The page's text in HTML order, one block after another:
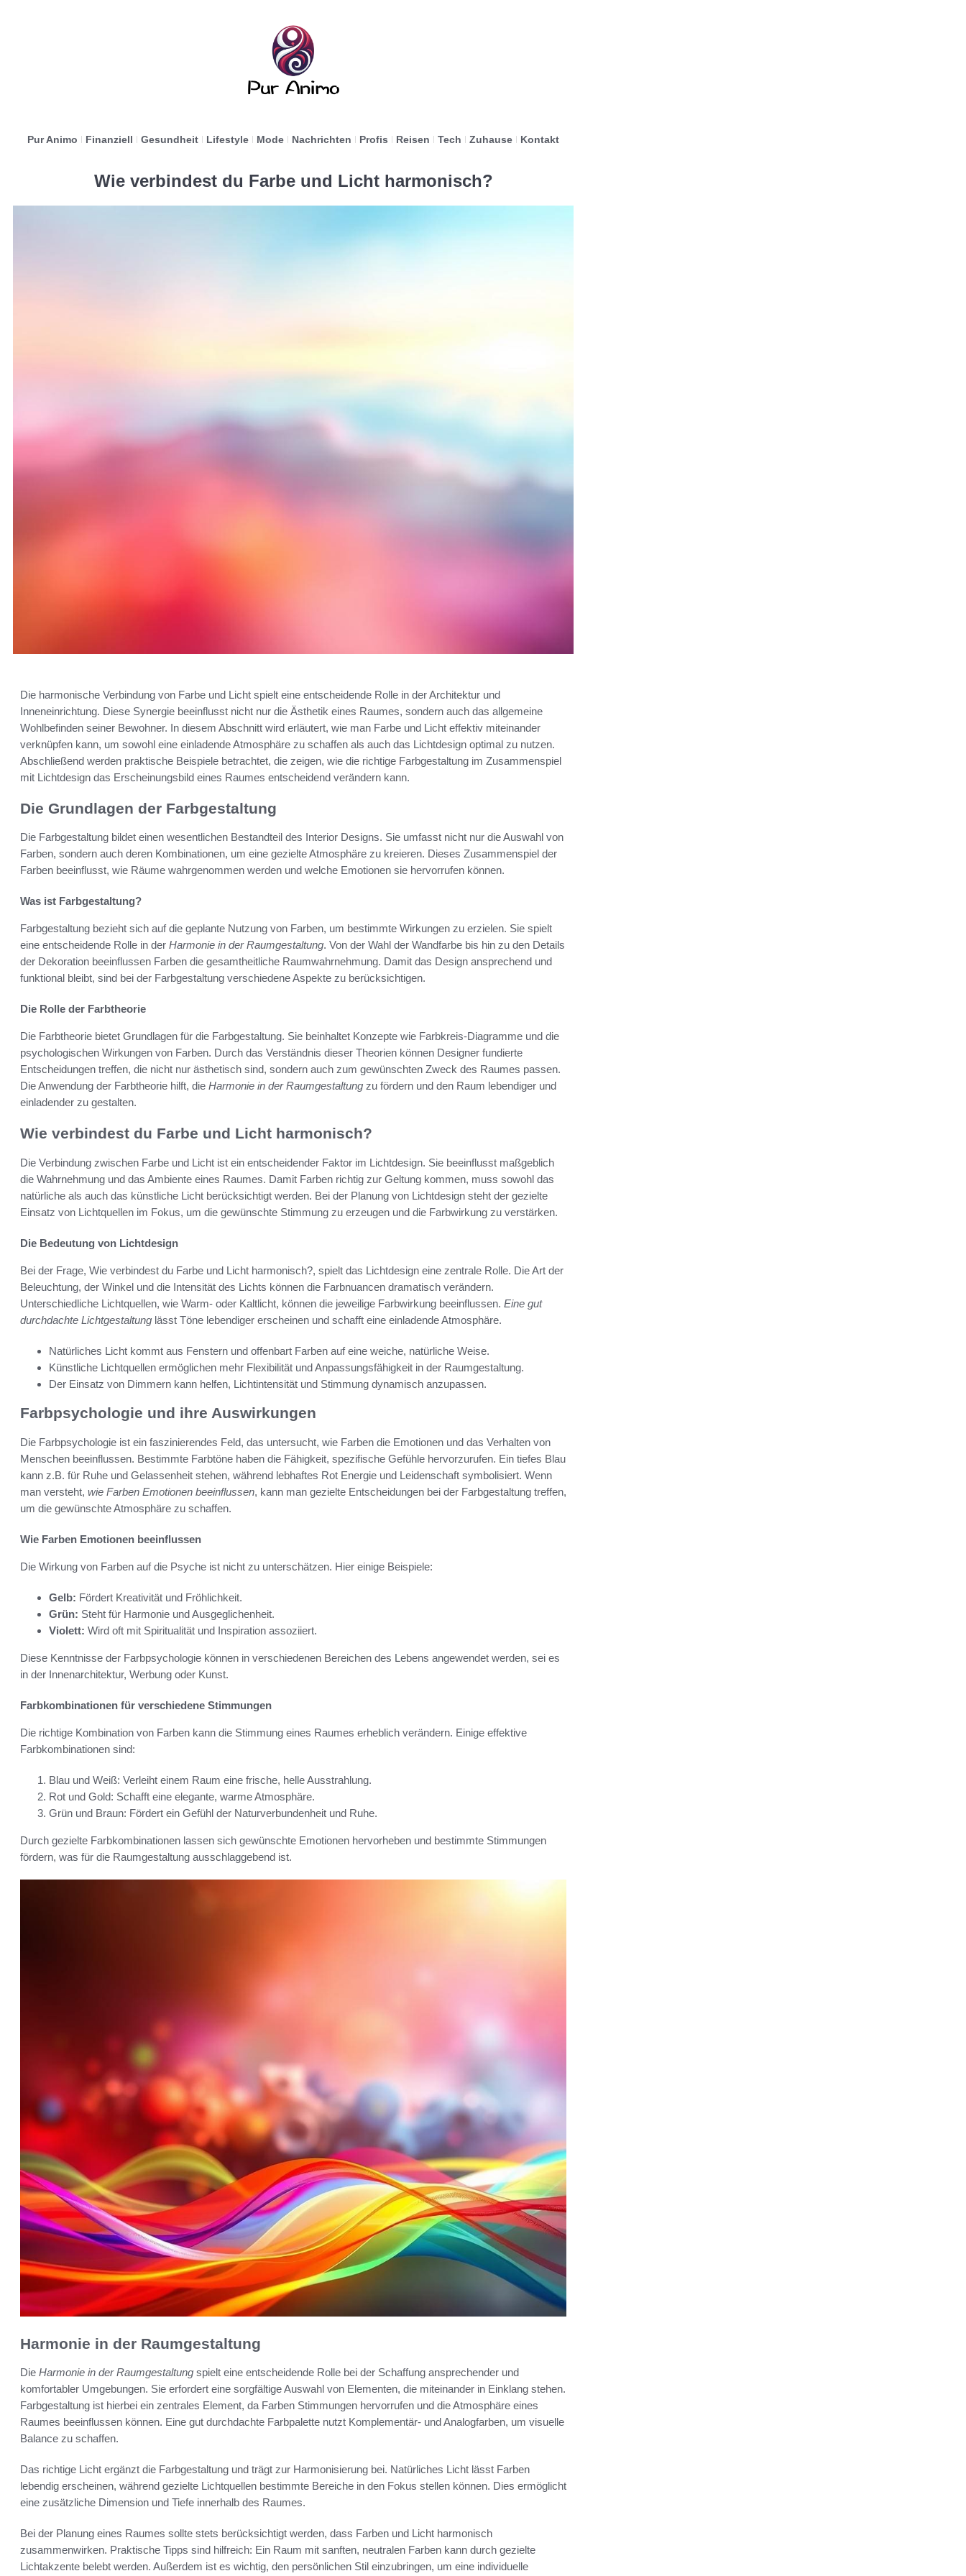
Pur Animo Finanziell Gesundheit Lifestyle Mode Nachrichten Profis Reisen Tech Zuhause Kontakt
Wie verbindest du Farbe und Licht harmonisch?
Die harmonische Verbindung von Farbe und Licht spielt eine entscheidende Rolle in der Architektur und
Inneneinrichtung. Diese Synergie beeinflusst nicht nur die Ästhetik eines Raumes, sondern auch das allgemeine
Wohlbefinden seiner Bewohner. In diesem Abschnitt wird erläutert, wie man Farbe und Licht effektiv miteinander
verknüpfen kann, um sowohl eine einladende Atmosphäre zu schaffen als auch das Lichtdesign optimal zu nutzen.
Abschließend werden praktische Beispiele betrachtet, die zeigen, wie die richtige Farbgestaltung im Zusammenspiel
mit Lichtdesign das Erscheinungsbild eines Raumes entscheidend verändern kann.
Die Grundlagen der Farbgestaltung
Die Farbgestaltung bildet einen wesentlichen Bestandteil des Interior Designs. Sie umfasst nicht nur die Auswahl von
Farben, sondern auch deren Kombinationen, um eine gezielte Atmosphäre zu kreieren. Dieses Zusammenspiel der
Farben beeinflusst, wie Räume wahrgenommen werden und welche Emotionen sie hervorrufen können.
Was ist Farbgestaltung?
Farbgestaltung bezieht sich auf die geplante Nutzung von Farben, um bestimmte Wirkungen zu erzielen. Sie spielt
eine entscheidende Rolle in der Harmonie in der Raumgestaltung. Von der Wahl der Wandfarbe bis hin zu den Details
der Dekoration beeinflussen Farben die gesamtheitliche Raumwahrnehmung. Damit das Design ansprechend und
funktional bleibt, sind bei der Farbgestaltung verschiedene Aspekte zu berücksichtigen.
Die Rolle der Farbtheorie
Die Farbtheorie bietet Grundlagen für die Farbgestaltung. Sie beinhaltet Konzepte wie Farbkreis-Diagramme und die
psychologischen Wirkungen von Farben. Durch das Verständnis dieser Theorien können Designer fundierte
Entscheidungen treffen, die nicht nur ästhetisch sind, sondern auch zum gewünschten Zweck des Raumes passen.
Die Anwendung der Farbtheorie hilft, die Harmonie in der Raumgestaltung zu fördern und den Raum lebendiger und
einladender zu gestalten.
Wie verbindest du Farbe und Licht harmonisch?
Die Verbindung zwischen Farbe und Licht ist ein entscheidender Faktor im Lichtdesign. Sie beeinflusst maßgeblich
die Wahrnehmung und das Ambiente eines Raumes. Damit Farben richtig zur Geltung kommen, muss sowohl das
natürliche als auch das künstliche Licht berücksichtigt werden. Bei der Planung von Lichtdesign steht der gezielte
Einsatz von Lichtquellen im Fokus, um die gewünschte Stimmung zu erzeugen und die Farbwirkung zu verstärken.
Die Bedeutung von Lichtdesign
Bei der Frage, Wie verbindest du Farbe und Licht harmonisch?, spielt das Lichtdesign eine zentrale Rolle. Die Art der
Beleuchtung, der Winkel und die Intensität des Lichts können die Farbnuancen dramatisch verändern.
Unterschiedliche Lichtquellen, wie Warm- oder Kaltlicht, können die jeweilige Farbwirkung beeinflussen. Eine gut
durchdachte Lichtgestaltung lässt Töne lebendiger erscheinen und schafft eine einladende Atmosphäre.
Natürliches Licht kommt aus Fenstern und offenbart Farben auf eine weiche, natürliche Weise.
Künstliche Lichtquellen ermöglichen mehr Flexibilität und Anpassungsfähigkeit in der Raumgestaltung.
Der Einsatz von Dimmern kann helfen, Lichtintensität und Stimmung dynamisch anzupassen.
Farbpsychologie und ihre Auswirkungen
Die Farbpsychologie ist ein faszinierendes Feld, das untersucht, wie Farben die Emotionen und das Verhalten von
Menschen beeinflussen. Bestimmte Farbtöne haben die Fähigkeit, spezifische Gefühle hervorzurufen. Ein tiefes Blau
kann z.B. für Ruhe und Gelassenheit stehen, während lebhaftes Rot Energie und Leidenschaft symbolisiert. Wenn
man versteht, wie Farben Emotionen beeinflussen, kann man gezielte Entscheidungen bei der Farbgestaltung treffen,
um die gewünschte Atmosphäre zu schaffen.
Wie Farben Emotionen beeinflussen
Die Wirkung von Farben auf die Psyche ist nicht zu unterschätzen. Hier einige Beispiele:
Gelb: Fördert Kreativität und Fröhlichkeit.
Grün: Steht für Harmonie und Ausgeglichenheit.
Violett: Wird oft mit Spiritualität und Inspiration assoziiert.
Diese Kenntnisse der Farbpsychologie können in verschiedenen Bereichen des Lebens angewendet werden, sei es
in der Innenarchitektur, Werbung oder Kunst.
Farbkombinationen für verschiedene Stimmungen
Die richtige Kombination von Farben kann die Stimmung eines Raumes erheblich verändern. Einige effektive
Farbkombinationen sind:
Blau und Weiß: Verleiht einem Raum eine frische, helle Ausstrahlung.
Rot und Gold: Schafft eine elegante, warme Atmosphäre.
Grün und Braun: Fördert ein Gefühl der Naturverbundenheit und Ruhe.
Durch gezielte Farbkombinationen lassen sich gewünschte Emotionen hervorheben und bestimmte Stimmungen
fördern, was für die Raumgestaltung ausschlaggebend ist.
Harmonie in der Raumgestaltung
Die Harmonie in der Raumgestaltung spielt eine entscheidende Rolle bei der Schaffung ansprechender und
komfortabler Umgebungen. Sie erfordert eine sorgfältige Auswahl von Elementen, die miteinander in Einklang stehen.
Farbgestaltung ist hierbei ein zentrales Element, da Farben Stimmungen hervorrufen und die Atmosphäre eines
Raumes beeinflussen können. Eine gut durchdachte Farbpalette nutzt Komplementär- und Analogfarben, um visuelle
Balance zu schaffen.
Das richtige Licht ergänzt die Farbgestaltung und trägt zur Harmonisierung bei. Natürliches Licht lässt Farben
lebendig erscheinen, während gezielte Lichtquellen bestimmte Bereiche in den Fokus stellen können. Dies ermöglicht
eine zusätzliche Dimension und Tiefe innerhalb des Raumes.
Bei der Planung eines Raumes sollte stets berücksichtigt werden, dass Farben und Licht harmonisch
zusammenwirken. Praktische Tipps sind hilfreich: Ein Raum mit sanften, neutralen Farben kann durch gezielte
Lichtakzente belebt werden. Außerdem ist es wichtig, den persönlichen Stil einzubringen, um eine individuelle